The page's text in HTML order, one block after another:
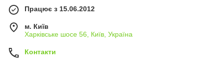
Працює з 15.06.2012
м. Київ
Харківське шосе 56, Київ, Україна
Контакти